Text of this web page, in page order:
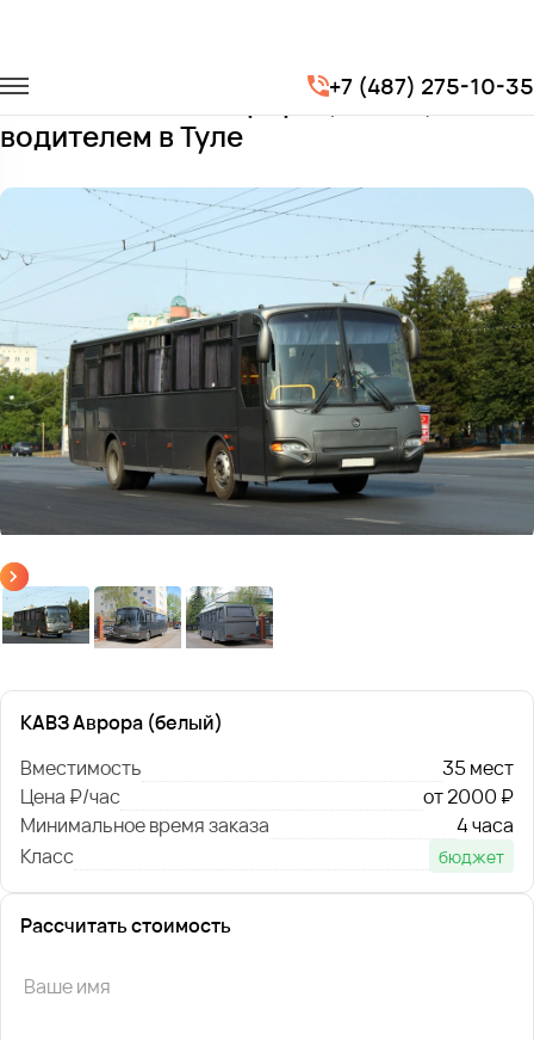
+7 (487) 275-10-35
КАВЗ Аврора (белый)
Заказать КАВЗ Аврора (белый) с
водителем в Туле
КАВЗ Аврора (белый)
Вместимость
35 мест
Цена ₽/час
от 2000 ₽
Минимальное время заказа
4 часа
Класс
бюджет
Рассчитать стоимость